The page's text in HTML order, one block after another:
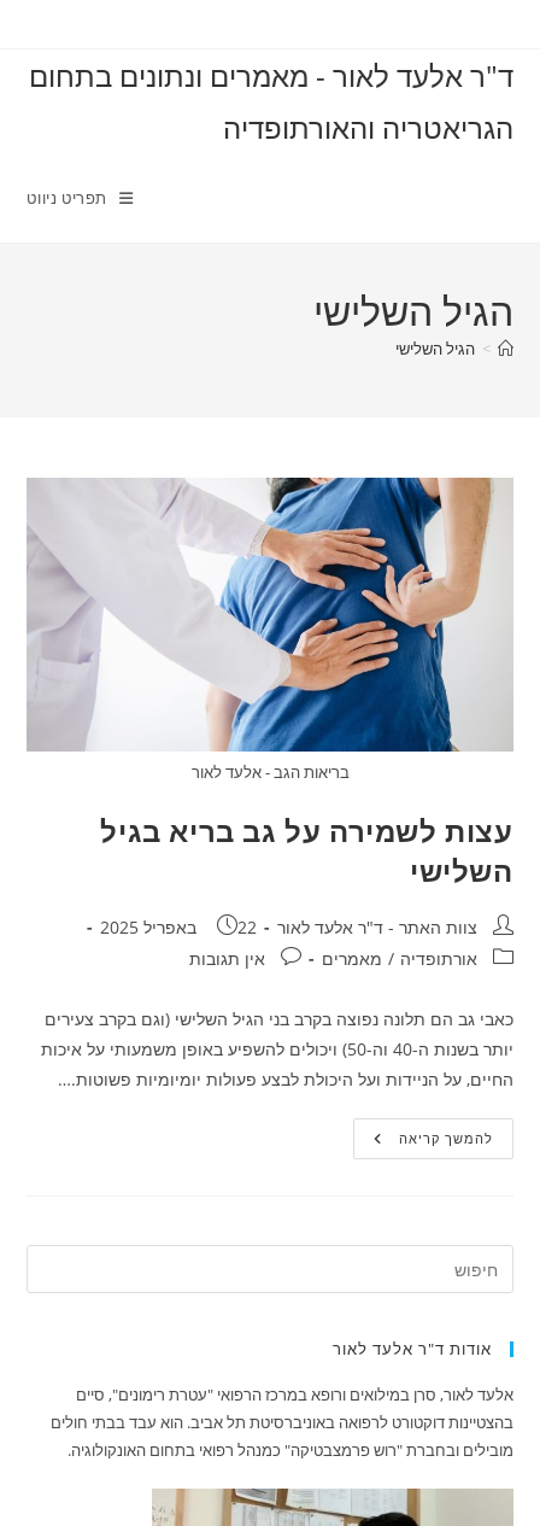
content
ד"ר אלעד לאור - מאמרים ונתונים בתחום
הגריאטריה והאורתופדיה
תפריט ניווט
הגיל השלישי
> הגיל השלישי
בריאות הגב - אלעד לאור
עצות לשמירה על גב בריא בגיל
השלישי
מחבר:צוות האתר - ד"ר אלעד לאור פורסם:
22 באפריל 2025
קטגוריה:אורתופדיה / מאמרים תגובות:אין תגובות
כאבי גב הם תלונה נפוצה בקרב בני הגיל השלישי (וגם בקרב צעירים
יותר בשנות ה-40 וה-50) ויכולים להשפיע באופן משמעותי על איכות
החיים, על הניידות ועל היכולת לבצע פעולות יומיומיות פשוטות.…
להמשך קריאהעצות
לשמירה
השלישי
אודות ד"ר אלעד לאור
אלעד לאור, סרן במילואים ורופא במרכז הרפואי "עטרת רימונים", סיים
בהצטיינות דוקטורט לרפואה באוניברסיטת תל אביב. הוא עבד בבתי חולים
מובילים ובחברת "רוש פרמצבטיקה" כמנהל רפואי בתחום האונקולוגיה.